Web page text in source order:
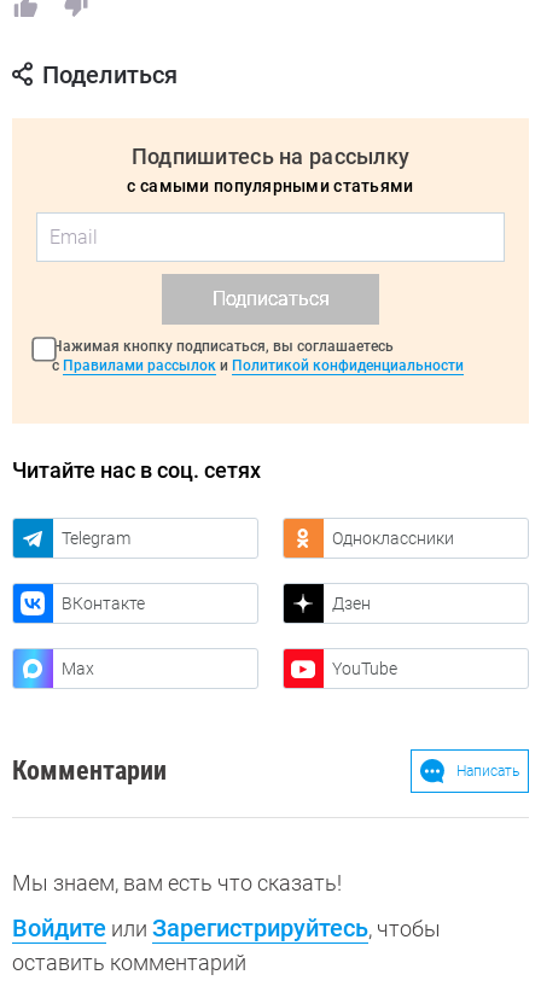
Поделиться
Подпишитесь на рассылку
с самыми популярными статьями
Подписаться
Нажимая кнопку подписаться, вы соглашаетесь
с Правилами рассылок и Политикой конфиденциальности
Читайте нас в соц. сетях
Telegram Одноклассники
ВКонтакте Дзен
Max YouTube
Комментарии Написать
Мы знаем, вам есть что сказать!
Войдите или Зарегистрируйтесь, чтобы
оставить комментарий